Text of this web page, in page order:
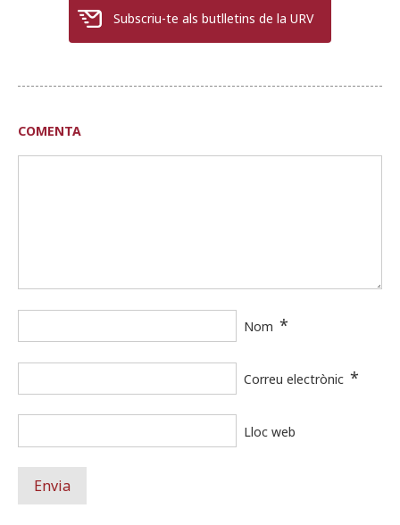
Subscriu-te als butlletins de la URV
COMENTA
Nom *
Correu electrònic *
Lloc web